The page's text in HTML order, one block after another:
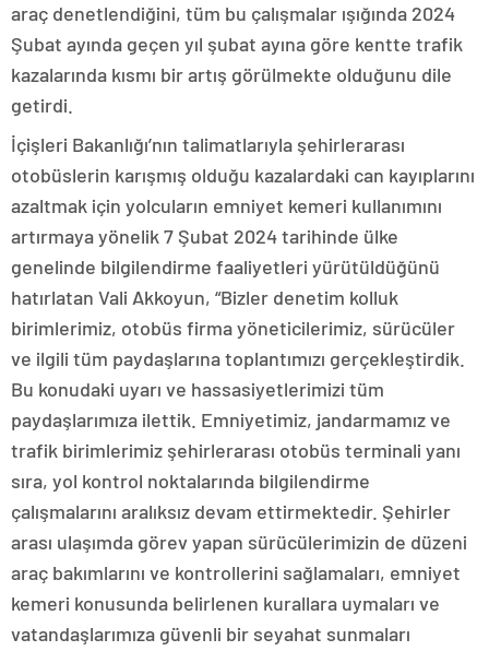
araç denetlendiğini, tüm bu çalışmalar ışığında 2024
Şubat ayında geçen yıl şubat ayına göre kentte trafik
kazalarında kısmı bir artış görülmekte olduğunu dile
getirdi.
İçişleri Bakanlığı’nın talimatlarıyla şehirlerarası
otobüslerin karışmış olduğu kazalardaki can kayıplarını
azaltmak için yolcuların emniyet kemeri kullanımını
artırmaya yönelik 7 Şubat 2024 tarihinde ülke
genelinde bilgilendirme faaliyetleri yürütüldüğünü
hatırlatan Vali Akkoyun, “Bizler denetim kolluk
birimlerimiz, otobüs firma yöneticilerimiz, sürücüler
ve ilgili tüm paydaşlarına toplantımızı gerçekleştirdik.
Bu konudaki uyarı ve hassasiyetlerimizi tüm
paydaşlarımıza ilettik. Emniyetimiz, jandarmamız ve
trafik birimlerimiz şehirlerarası otobüs terminali yanı
sıra, yol kontrol noktalarında bilgilendirme
çalışmalarını aralıksız devam ettirmektedir. Şehirler
arası ulaşımda görev yapan sürücülerimizin de düzeni
araç bakımlarını ve kontrollerini sağlamaları, emniyet
kemeri konusunda belirlenen kurallara uymaları ve
vatandaşlarımıza güvenli bir seyahat sunmaları